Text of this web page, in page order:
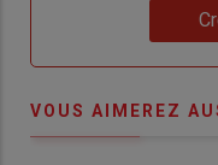
VOUS AIMEREZ